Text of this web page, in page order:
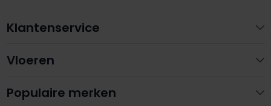
Klantenservice
Vloeren
Populaire merken